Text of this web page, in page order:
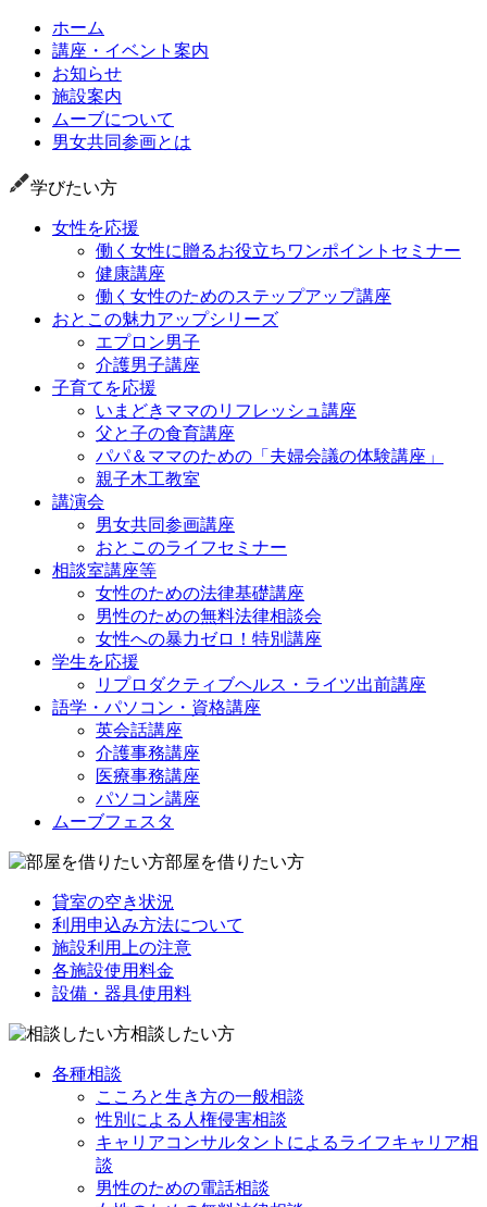
ホーム
講座・イベント案内
お知らせ
施設案内
ムーブについて
男女共同参画とは
学びたい方
女性を応援
働く女性に贈るお役立ちワンポイントセミナー
健康講座
働く女性のためのステップアップ講座
おとこの魅力アップシリーズ
エプロン男子
介護男子講座
子育てを応援
いまどきママのリフレッシュ講座
父と子の食育講座
パパ＆ママのための「夫婦会議の体験講座」
親子木工教室
講演会
男女共同参画講座
おとこのライフセミナー
相談室講座等
女性のための法律基礎講座
男性のための無料法律相談会
女性への暴力ゼロ！特別講座
学生を応援
リプロダクティブヘルス・ライツ出前講座
語学・パソコン・資格講座
英会話講座
介護事務講座
医療事務講座
パソコン講座
ムーブフェスタ
部屋を借りたい方
貸室の空き状況
利用申込み方法について
施設利用上の注意
各施設使用料金
設備・器具使用料
相談したい方
各種相談
こころと生き方の一般相談
性別による人権侵害相談
キャリアコンサルタントによるライフキャリア相
談
男性のための電話相談